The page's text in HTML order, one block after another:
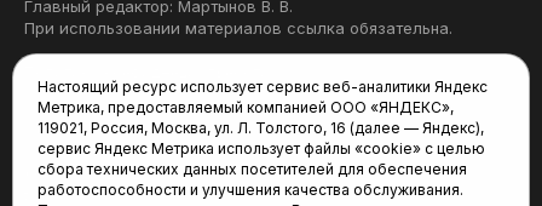
Главный редактор: Мартынов В. В.
При использовании материалов ссылка обязательна.
Редакция:
625035, Тюмень, пр. Геологоразведчиков, 28А
(3452) 68-22-28
tum-arena@mail.ru
Настоящий ресурс использует сервис веб-аналитики Яндекс
Метрика, предоставляемый компанией ООО «ЯНДЕКС»,
119021, Россия, Москва, ул. Л. Толстого, 16 (далее — Яндекс),
сервис Яндекс Метрика использует файлы «cookie» с целью
сбора технических данных посетителей для обеспечения
работоспособности и улучшения качества обслуживания.